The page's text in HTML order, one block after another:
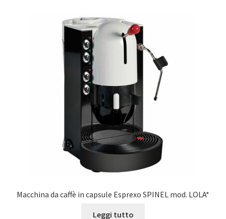
Macchina da caffè in capsule Esprexo SPINEL mod. LOLA*
Leggi tutto